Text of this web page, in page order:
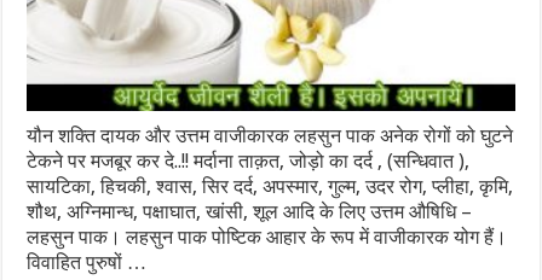
यौन शक्ति दायक और उत्तम वाजीकारक लहसुन पाक अनेक रोगों को घुटने
टेकने पर मजबूर कर दे..!! मर्दाना ताक़त, जोड़ो का दर्द , (सन्धिवात ),
सायटिका, हिचकी, श्वास, सिर दर्द, अपस्मार, गुल्म, उदर रोग, प्लीहा, कृमि,
शौथ, अग्निमान्ध, पक्षाघात, खांसी, शूल आदि के लिए उत्तम औषिधि –
लहसुन पाक। लहसुन पाक पोष्टिक आहार के रूप में वाजीकारक योग हैं।
विवाहित पुरुषों …